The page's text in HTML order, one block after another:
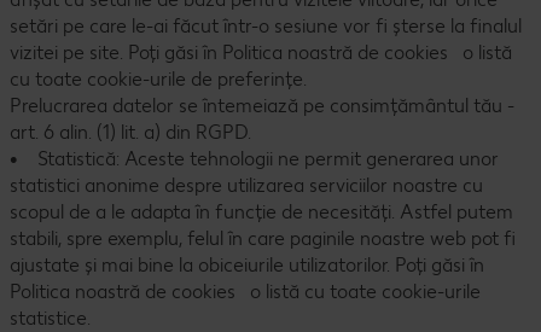
setări pe care le-ai făcut într-o sesiune vor fi șterse la finalul
vizitei pe site. Poți găsi în Politica noastră de cookies o listă
cu toate cookie-urile de preferințe.
Prelucrarea datelor se întemeiază pe consimțământul tău -
art. 6 alin. (1) lit. a) din RGPD.
• Statistică: Aceste tehnologii ne permit generarea unor
statistici anonime despre utilizarea serviciilor noastre cu
scopul de a le adapta în funcție de necesități. Astfel putem
stabili, spre exemplu, felul în care paginile noastre web pot fi
ajustate și mai bine la obiceiurile utilizatorilor. Poți găsi în
Politica noastră de cookies o listă cu toate cookie-urile
statistice.